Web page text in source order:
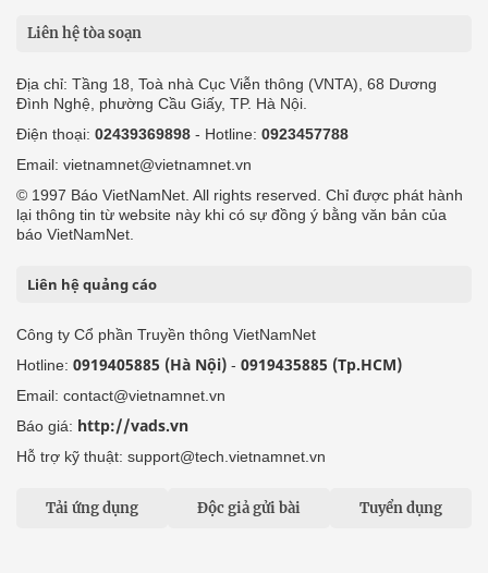
Liên hệ tòa soạn
Địa chỉ: Tầng 18, Toà nhà Cục Viễn thông (VNTA), 68 Dương
Đình Nghệ, phường Cầu Giấy, TP. Hà Nội.
Điện thoại: 02439369898 - Hotline: 0923457788
Email: vietnamnet@vietnamnet.vn
© 1997 Báo VietNamNet. All rights reserved. Chỉ được phát hành
lại thông tin từ website này khi có sự đồng ý bằng văn bản của
báo VietNamNet.
Liên hệ quảng cáo
Công ty Cổ phần Truyền thông VietNamNet
Hotline: 0919405885 (Hà Nội) - 0919435885 (Tp.HCM)
Email: contact@vietnamnet.vn
Báo giá: http://vads.vn
Hỗ trợ kỹ thuật: support@tech.vietnamnet.vn
Tải ứng dụng Độc giả gửi bài Tuyển dụng